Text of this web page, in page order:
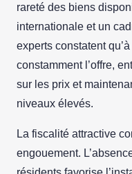
rareté des biens
internationale et un
experts constatent
constamment l’offre,
sur les prix et
niveaux élevés.
La fiscalité attractive
engouement.